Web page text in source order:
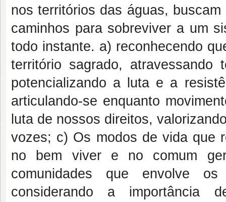
nos territórios das águas,
caminhos para sobreviver a um
todo instante. a) reconhecendo
território sagrado,
potencializando a luta e a
articulando-se enquanto
luta de nossos direitos,
vozes; c) Os modos de vida que
no bem viver e no comum
comunidades que envolve
considerando a